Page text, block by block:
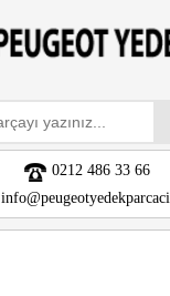
0212 486 33 66